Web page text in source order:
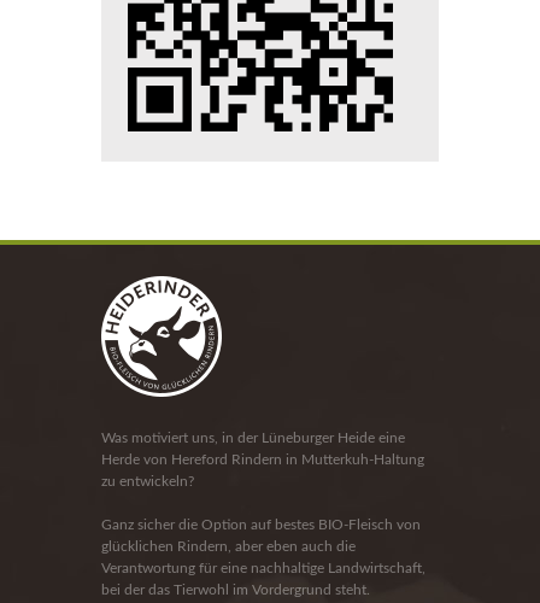
Was motiviert uns, in der Lüneburger Heide eine
Herde von Hereford Rindern in Mutterkuh-Haltung
zu entwickeln?
Ganz sicher die Option auf bestes BIO-Fleisch von
glücklichen Rindern, aber eben auch die
Verantwortung für eine nachhaltige Landwirtschaft,
bei der das Tierwohl im Vordergrund steht.